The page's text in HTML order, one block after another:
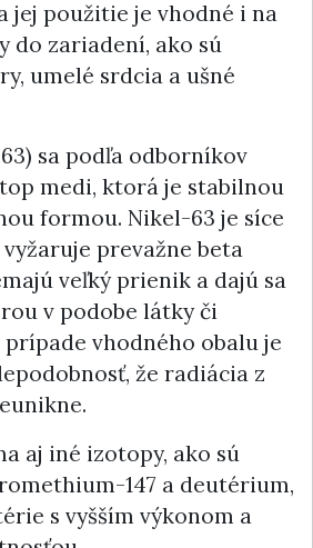
jej použitie je vhodné i na
do zariadení, ako sú
umelé srdcia a ušné
sa podľa odborníkov
medi, ktorá je stabilnou
formou. Nikel-63 je síce
prevažne beta
veľký prienik a dajú sa
v podobe látky či
prípade vhodného obalu je
že radiácia z
aj iné izotopy, ako sú
147 a deutérium,
s vyšším výkonom a